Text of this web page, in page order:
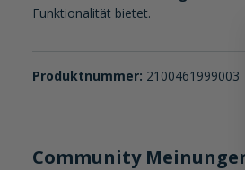
Funktionalität bietet.
Produktnummer: 2100461999003
Community